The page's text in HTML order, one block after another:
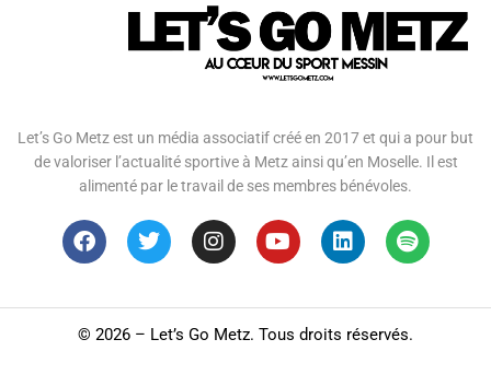
Let’s Go Metz est un média associatif créé en 2017 et qui a pour but
de valoriser l’actualité sportive à Metz ainsi qu’en Moselle. Il est
alimenté par le travail de ses membres bénévoles.
© 2026 – Let’s Go Metz. Tous droits réservés.